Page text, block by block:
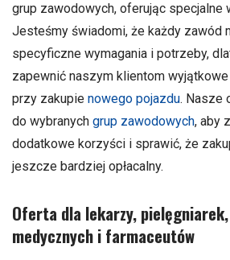
grup zawodowych, oferując specjalne
Jesteśmy świadomi, że każdy zawód
specyficzne wymagania i potrzeby,
zapewnić naszym klientom
przy zakupie nowego pojazdu. Nasze
do wybranych grup zawodowych, aby
dodatkowe korzyści i sprawić, że
jeszcze bardziej opłacalny.
Oferta dla lekarzy,
medycznych i farmaceutów